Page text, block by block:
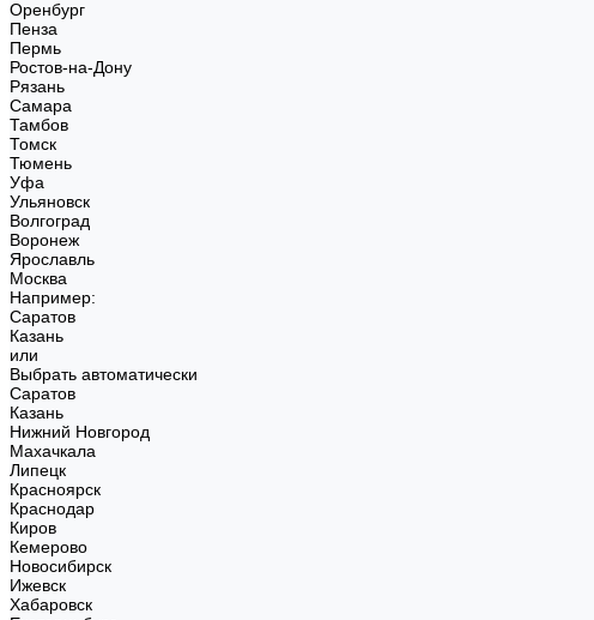
Оренбург
Пенза
Пермь
Ростов-на-Дону
Рязань
Самара
Тамбов
Томск
Тюмень
Уфа
Ульяновск
Волгоград
Воронеж
Ярославль
Москва
Например:
Саратов
Казань
или
Выбрать автоматически
Саратов
Казань
Нижний Новгород
Махачкала
Липецк
Красноярск
Краснодар
Киров
Кемерово
Новосибирск
Ижевск
Хабаровск